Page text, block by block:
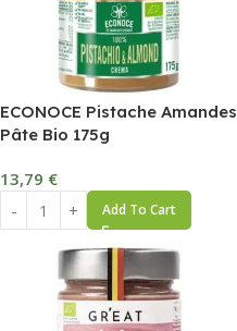
ECONOCE Pistache Amandes
Pâte Bio 175g
13,79 €
Add To Cart